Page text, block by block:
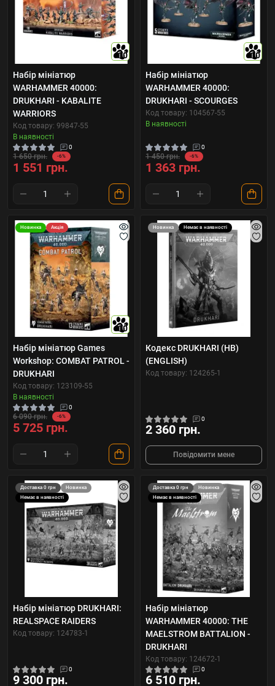
10
Набір мініатюр
WARHAMMER 40000:
DRUKHARI - KABALITE
WARRIORS
Код товару: 99847-55
В наявності
0
1 650 грн. -6%
1 551 грн.
10
Набір мініатюр
WARHAMMER 40000:
DRUKHARI - SCOURGES
Код товару: 104567-55
В наявності
0
1 450 грн. -6%
1 363 грн.
Новинка Акція
10
Набір мініатюр Games
Workshop: COMBAT PATROL -
DRUKHARI
Код товару: 123109-55
В наявності
0
6 090 грн. -6%
5 725 грн.
Новинка Немає в наявності
Кодекс DRUKHARI (HB)
(ENGLISH)
Код товару: 124265-1
0
2 360 грн.
Повідомити мене
Доставка 0 грн
Новинка
Немає в наявності
Набір мініатюр DRUKHARI:
REALSPACE RAIDERS
Код товару: 124783-1
0
9 300 грн.
Доставка 0 грн
Новинка
Немає в наявності
Набір мініатюр
WARHAMMER 40000: THE
MAELSTROM BATTALION -
DRUKHARI
Код товару: 124672-1
0
6 510 грн.